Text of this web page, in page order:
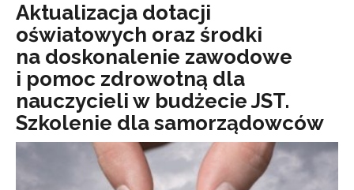
Aktualizacja dotacji
oświatowych oraz środki
na doskonalenie zawodowe
i pomoc zdrowotną dla
nauczycieli w budżecie JST.
Szkolenie dla samorządowców